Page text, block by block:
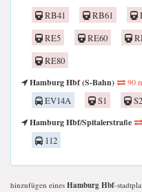
RB41
RB61
RE5
RE60
RE80
Hamburg Hbf (S-Bahn)
90
EV14A S1 S2
Hamburg Hbf/Spitalerstraße
112
hinzufügen eines Hamburg Hbf-